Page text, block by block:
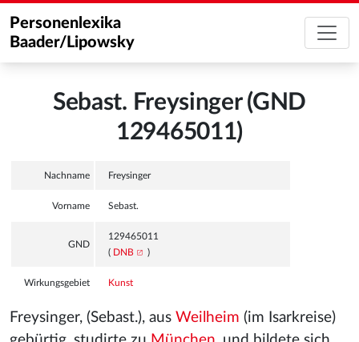
Personenlexika
Baader/Lipowsky
Sebast. Freysinger (GND
129465011)
Nachname Freysinger
Vorname Sebast.
GND
129465011
( DNB )
Wirkungsgebiet Kunst
Freysinger, (Sebast.), aus Weilheim (im Isarkreise)